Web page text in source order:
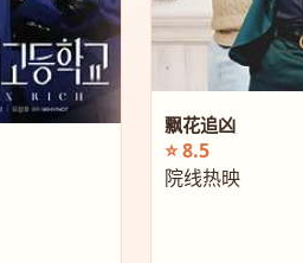
飘花追凶
⭐ 8.5
院线热映